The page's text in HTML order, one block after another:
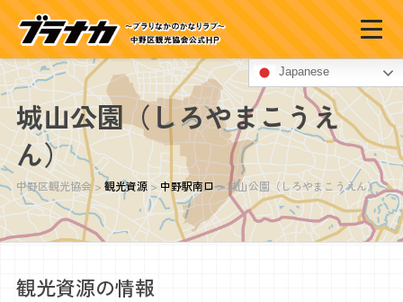
Japanese
城山公園（しろやまこうえ
ん）
中野区観光協会> 観光資源>中野駅南口>城山公園（しろやまこうえん）
観光資源の情報